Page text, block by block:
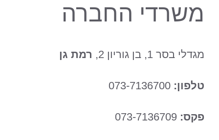
משרדי החברה
מגדלי בסר 1, בן גוריון 2, רמת גן
טלפון:
פקס: